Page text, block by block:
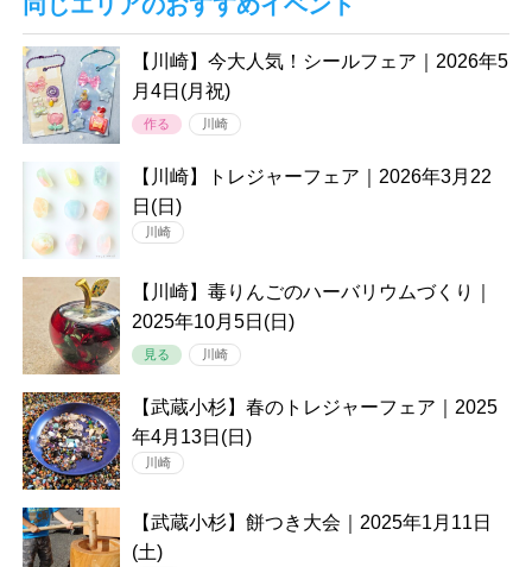
【川崎】今大人気！シールフェア｜2026年5
月4日(月祝)
作る 川崎
【川崎】トレジャーフェア｜2026年3月22
日(日)
川崎
【川崎】毒りんごのハーバリウムづくり｜
2025年10月5日(日)
見る 川崎
【武蔵小杉】春のトレジャーフェア｜2025
年4月13日(日)
川崎
【武蔵小杉】餅つき大会｜2025年1月11日
(土)